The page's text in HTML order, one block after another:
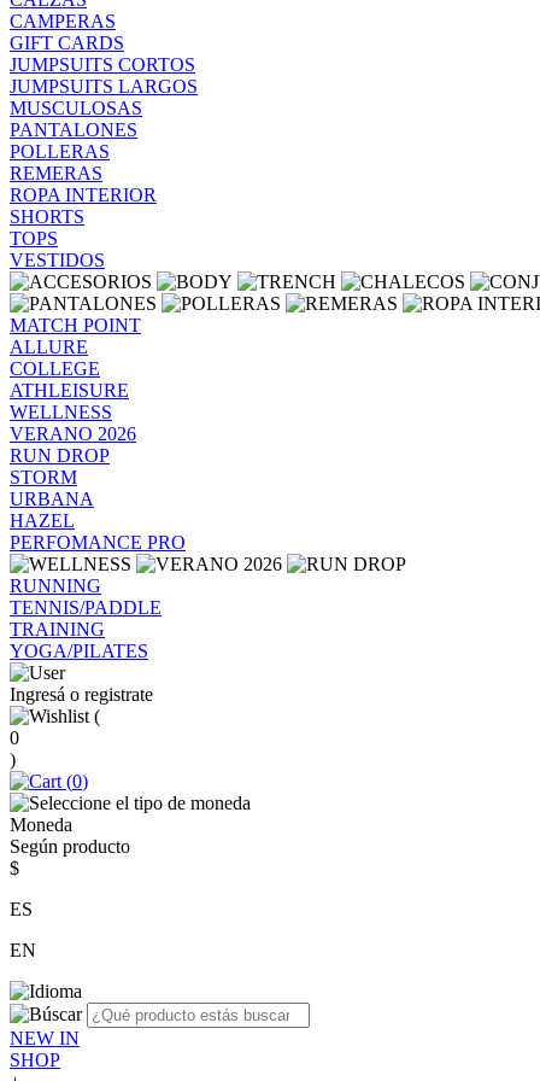
CAMPERAS
GIFT CARDS
JUMPSUITS CORTOS
JUMPSUITS LARGOS
MUSCULOSAS
PANTALONES
POLLERAS
REMERAS
ROPA INTERIOR
SHORTS
TOPS
VESTIDOS
MATCH POINT
ALLURE
COLLEGE
ATHLEISURE
WELLNESS
VERANO 2026
RUN DROP
STORM
URBANA
HAZEL
PERFOMANCE PRO
RUNNING
TENNIS/PADDLE
TRAINING
YOGA/PILATES
Ingresá o registrate
(
0
)
(0)
Moneda
Según producto
$
ES
EN
NEW IN
SHOP